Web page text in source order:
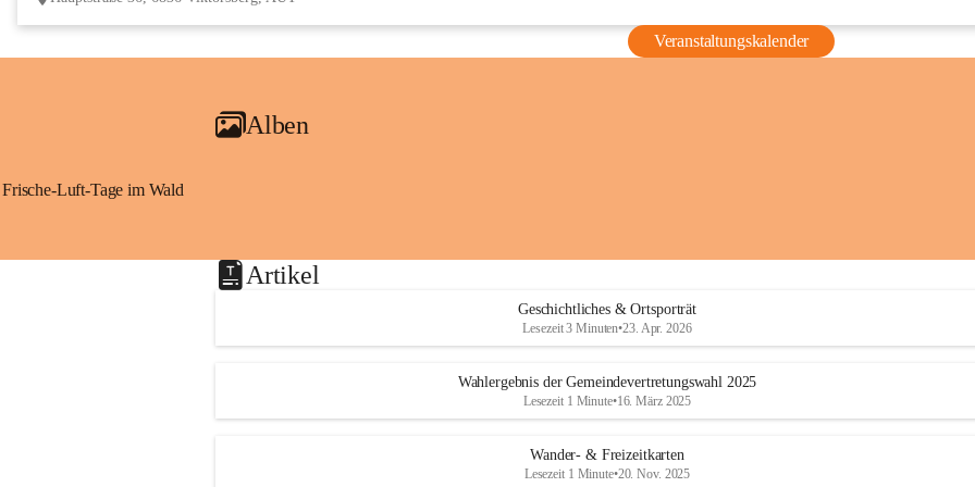
Veranstaltungskalender
Alben
Frische-Luft-Tage im Wald
Artikel
Geschichtliches & Ortsporträt
Lesezeit 3 Minuten•23. Apr. 2026
Wahlergebnis der Gemeindevertretungswahl 2025
Lesezeit 1 Minute•16. März 2025
Wander- & Freizeitkarten
Lesezeit 1 Minute•20. Nov. 2025